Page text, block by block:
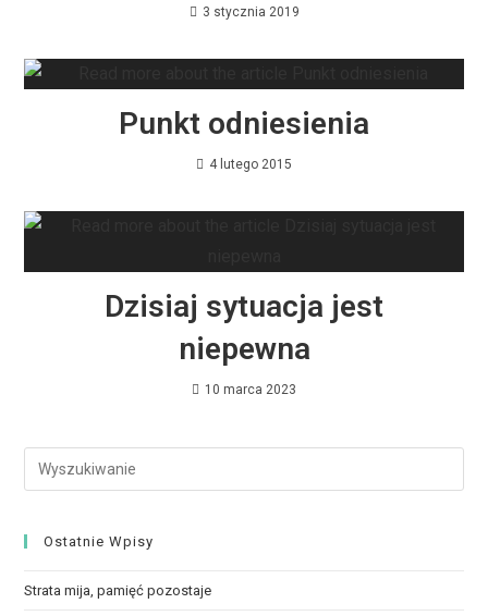
3 stycznia 2019
Punkt odniesienia
4 lutego 2015
Dzisiaj sytuacja jest
niepewna
10 marca 2023
Ostatnie Wpisy
Strata mija, pamięć pozostaje